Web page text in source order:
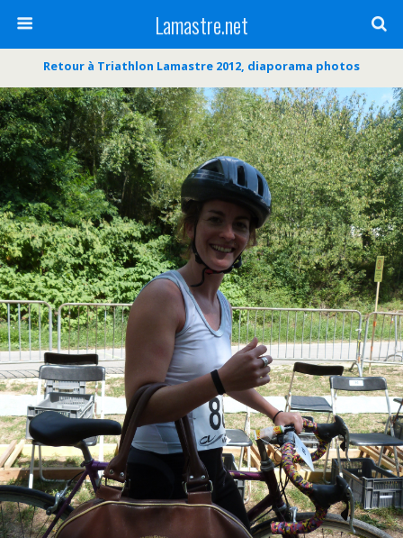
Lamastre.net
Retour à Triathlon Lamastre 2012, diaporama photos